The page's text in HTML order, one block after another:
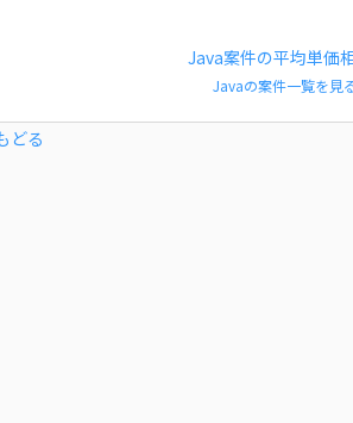
Java案件の平均単価
Javaの案件一覧を見
どる